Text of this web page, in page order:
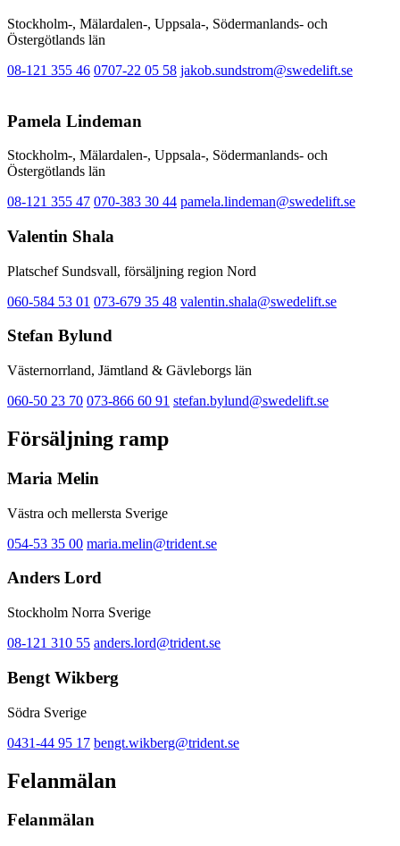
Stockholm-, Mälardalen-, Uppsala-, Södermanlands- och
Östergötlands län
08-121 355 46 0707-22 05 58 jakob.sundstrom@swedelift.se
Pamela Lindeman
Stockholm-, Mälardalen-, Uppsala-, Södermanlands- och
Östergötlands län
08-121 355 47 070-383 30 44 pamela.lindeman@swedelift.se
Valentin Shala
Platschef Sundsvall, försäljning region Nord
060-584 53 01 073-679 35 48 valentin.shala@swedelift.se
Stefan Bylund
Västernorrland, Jämtland & Gävleborgs län
060-50 23 70 073-866 60 91 stefan.bylund@swedelift.se
Försäljning ramp
Maria Melin
Västra och mellersta Sverige
054-53 35 00 maria.melin@trident.se
Anders Lord
Stockholm Norra Sverige
08-121 310 55 anders.lord@trident.se
Bengt Wikberg
Södra Sverige
0431-44 95 17 bengt.wikberg@trident.se
Felanmälan
Felanmälan